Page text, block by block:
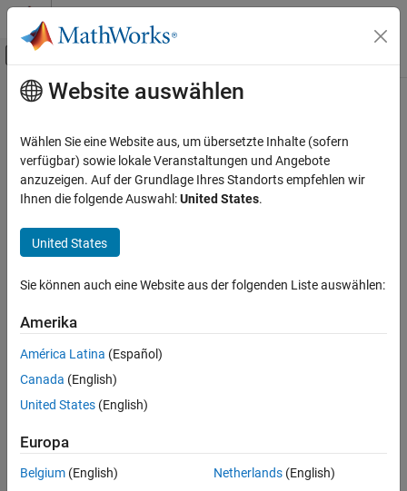
Weiter zum Inhalt
Umschaltung für Off-Canvas-
Startseite der Dokumentation
Simulink Report Generator
Create Report Programs
Create Report Programs Using the Report API
getVariableName
Description
Input Arguments
Output Arguments
Examples
Version History
Hauptinhalt
getVariableName
Class:slreportgen.report.ModelVariable
Namespace:slreportgen.report
expand all in page
Syntax
Description
name= getVariableName(
model variable to be reported by the specified model variable
Input Arguments
Website auswählen
Wählen Sie eine Website aus, um übersetzte Inhalte (sofern
verfügbar) sowie lokale Veranstaltungen und Angebote
anzuzeigen. Auf der Grundlage Ihres Standorts empfehlen wir
Ihnen die folgende Auswahl:United States.
United States
Sie können auch eine Website aus der folgenden Liste auswählen:
Amerika
América Latina (Español)
Canada (English)
United States (English)
Europa
Belgium (English)
Netherlands(English)